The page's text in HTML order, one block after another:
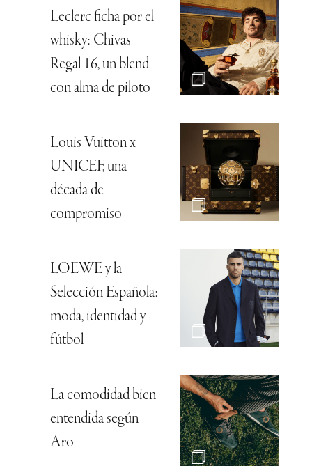
Leclerc ficha por el
whisky: Chivas
Regal 16, un blend
con alma de piloto
Louis Vuitton x
UNICEF, una
década de
compromiso
LOEWE y la
Selección Española:
moda, identidad y
fútbol
La comodidad bien
entendida según
Aro